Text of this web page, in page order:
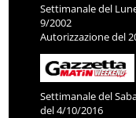
Settimanale del
9/2002
Autorizzazione del
Settimanale del
del 4/10/2016